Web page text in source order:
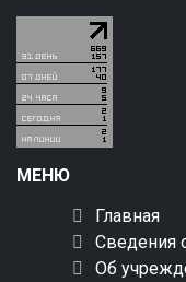
МЕНЮ
Главная
Сведения
Об